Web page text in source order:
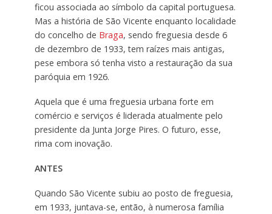
ficou associada ao símbolo da capital portuguesa.
Mas a história de São Vicente enquanto localidade
do concelho de Braga, sendo freguesia desde 6
de dezembro de 1933, tem raízes mais antigas,
pese embora só tenha visto a restauração da sua
paróquia em 1926.
Aquela que é uma freguesia urbana forte em
comércio e serviços é liderada atualmente pelo
presidente da Junta Jorge Pires. O futuro, esse,
rima com inovação.
ANTES
Quando São Vicente subiu ao posto de freguesia,
em 1933, juntava-se, então, à numerosa família